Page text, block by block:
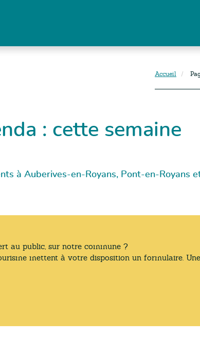
Accueil
: cette semaine
à Auberives-en-Royans, Pont-en-Royans
au public, sur notre commune ?
mettent à votre disposition un formulaire.